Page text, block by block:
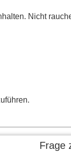
Nicht
Frage